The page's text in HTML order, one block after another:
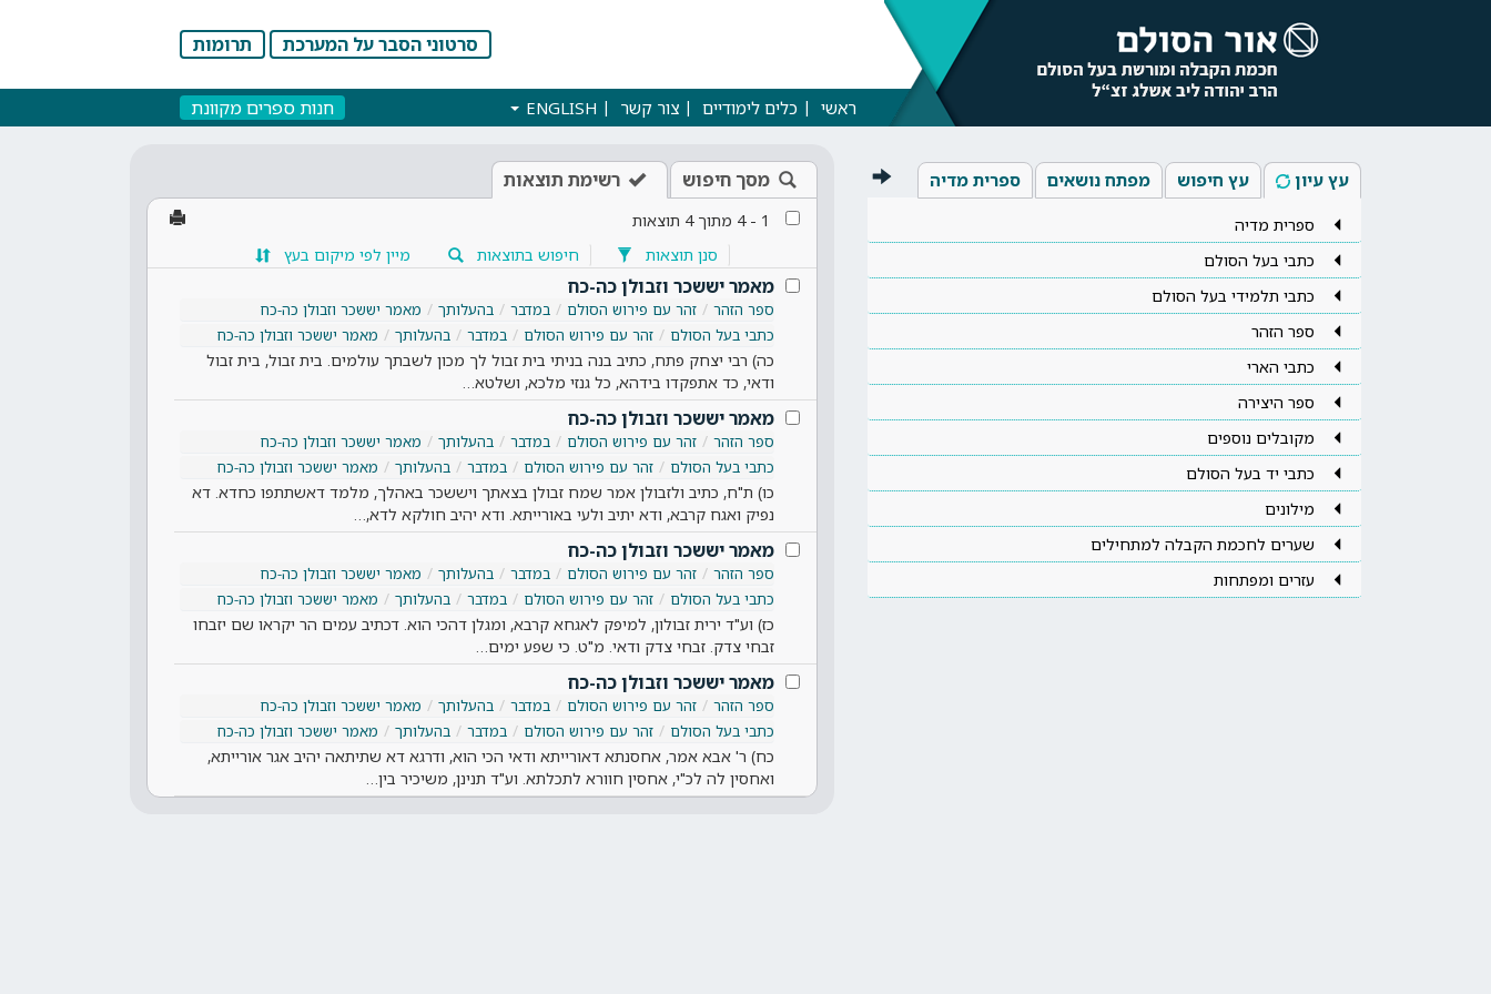
סרטוני הסבר על המערכת תרומות
ראשי כלים לימודיים צור קשר ENGLISH חנות ספרים מקוונת
עץ עיון עץ חיפוש מפתח נושאים ספרית מדיה
ספרית מדיה
כתבי בעל הסולם
כתבי תלמידי בעל הסולם
ספר הזהר
כתבי הארי
ספר היצירה
מקובלים נוספים
כתבי יד בעל הסולם
מילונים
שערים לחכמת הקבלה למתחילים
עזרים ומפתחות
מסך חיפוש רשימת תוצאות
1
-
4 מתוך4 תוצאות
סנן תוצאות
חיפוש בתוצאות מיין לפי מיקום בעץ
מאמר יששכר וזבולן כה-כח
ספר הזהר זהר עם פירוש הסולם במדבר בהעלותך
מאמר יששכר וזבולן כה-כח
כתבי בעל הסולם
זהר עם פירוש הסולם במדבר בהעלותך מאמר יששכר וזבולן כה-כח
כה) רבי יצחק פתח, כתיב בנה בניתי בית זבול לך מכון לשבתך עולמים. בית זבול, בית זבול
ודאי, כד אתפקדו בידהא, כל גנזי מלכא, ושלטא…
מאמר יששכר וזבולן כה-כח
ספר הזהר זהר עם פירוש הסולם במדבר בהעלותך
מאמר יששכר וזבולן כה-כח
כתבי בעל הסולם
זהר עם פירוש הסולם במדבר בהעלותך מאמר יששכר וזבולן כה-כח
כו) ת"ח, כתיב ולזבולן אמר שמח זבולן בצאתך ויששכר באהלך, מלמד דאשתתפו כחדא. דא
נפיק ואגח קרבא, ודא יתיב ולעי באורייתא. ודא יהיב חולקא לדא,…
מאמר יששכר וזבולן כה-כח
ספר הזהר זהר עם פירוש הסולם במדבר בהעלותך
מאמר יששכר וזבולן כה-כח
כתבי בעל הסולם
זהר עם פירוש הסולם במדבר בהעלותך מאמר יששכר וזבולן כה-כח
כז) וע"ד ירית זבולון, למיפק לאגחא קרבא, ומגלן דהכי הוא. דכתיב עמים הר יקראו שם יזבחו
זבחי צדק. זבחי צדק ודאי. מ"ט. כי שפע ימים…
מאמר יששכר וזבולן כה-כח
ספר הזהר זהר עם פירוש הסולם במדבר בהעלותך
מאמר יששכר וזבולן כה-כח
כתבי בעל הסולם
זהר עם פירוש הסולם במדבר בהעלותך מאמר יששכר וזבולן כה-כח
כח) ר' אבא אמר, אחסנתא דאורייתא ודאי הכי הוא, ודרגא דא שתיתאה יהיב אגר אורייתא,
ואחסין לה לכ"י, אחסין חוורא לתכלתא. וע"ד תנינן, משיכיר בין…